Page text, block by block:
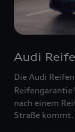
Audi
Die Audi
Reifengarantie2
nach einem
Straße kommt.